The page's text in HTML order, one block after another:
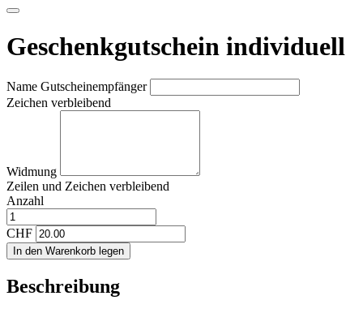
Geschenkgutschein individuell
Name Gutscheinempfänger
Zeichen verbleibend
Widmung
Zeilen und Zeichen verbleibend
Anzahl
CHF
In den Warenkorb legen
Beschreibung